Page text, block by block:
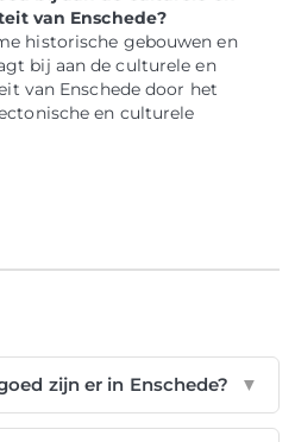
van Enschede?
historische gebouwen en
bij aan de culturele en
van Enschede door het
en culturele
zijn er in Enschede? ▼